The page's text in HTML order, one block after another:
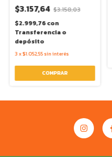
$3.157,64 $3.158,03
$2.999,76con
Transferencia o
depósito
3x$1.052,55 sin interés